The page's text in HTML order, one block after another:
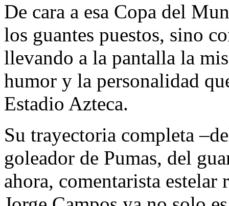
De cara a esa Copa del
los guantes puestos, sino
llevando a la pantalla la
humor y la personalidad
Estadio Azteca.
Su trayectoria completa
goleador de Pumas, del
ahora, comentarista